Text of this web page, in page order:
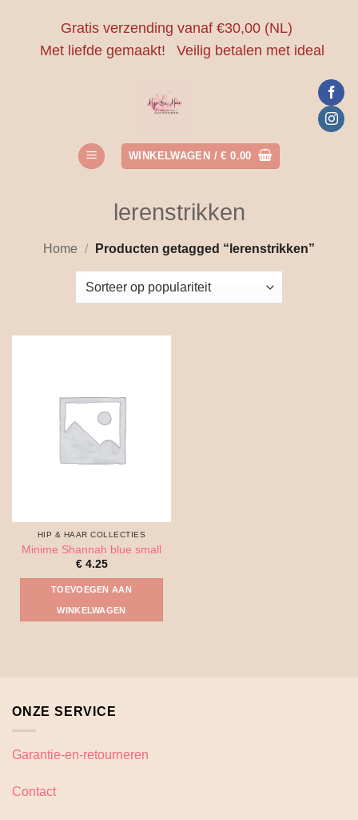
Gratis verzending vanaf €30,00 (NL)
Met liefde gemaakt!
Veilig betalen met ideal
WINKELWAGEN /€ 0.00
lerenstrikken
Home / Producten getagged “lerenstrikken”
HIP & HAAR COLLECTIES
Minime Shannah blue small
€4.25
TOEVOEGEN AAN
WINKELWAGEN
ONZE SERVICE
Garantie-en-retourneren
Contact